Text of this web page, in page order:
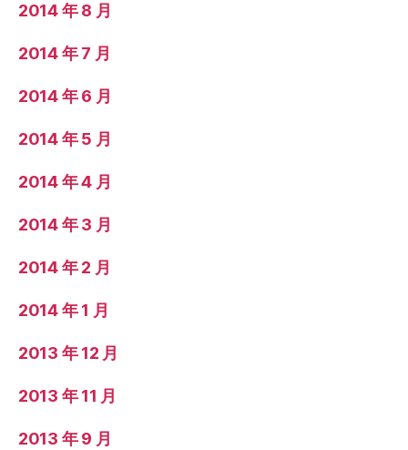
2014 年 8 月
2014 年 7 月
2014 年 6 月
2014 年 5 月
2014 年 4 月
2014 年 3 月
2014 年 2 月
2014 年 1 月
2013 年 12 月
2013 年 11 月
2013 年 9 月